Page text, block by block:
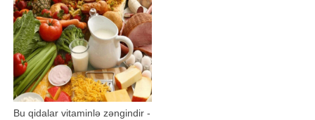
Bu qidalar vitaminlə zəngindir -